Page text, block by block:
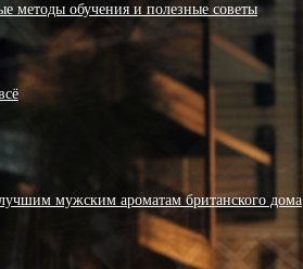
методы обучения и полезные советы
мужским ароматам британского дома